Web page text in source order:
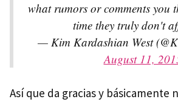
what rumors or comments you
time they truly don't
— Kim Kardashian West
August 11,
Así que da gracias y básicamente